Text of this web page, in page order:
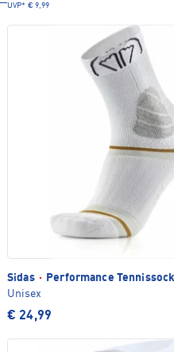
UVP* € 9,99
Sidas ·
Performance
Unisex
€ 24,99